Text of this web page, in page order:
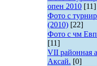
опен 2010 [11]
Фото с
(2010) [22]
Фото с чм
[11]
VII районная
Аксай. [0]